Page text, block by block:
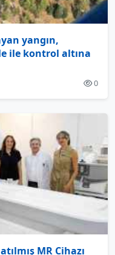
yangın,
ile kontrol altına
0
MR Cihazı